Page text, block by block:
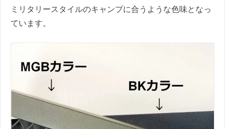
ミリタリースタイルのキャンプに合うような色味となっ
ています。